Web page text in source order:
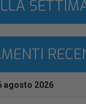
agosto 2026